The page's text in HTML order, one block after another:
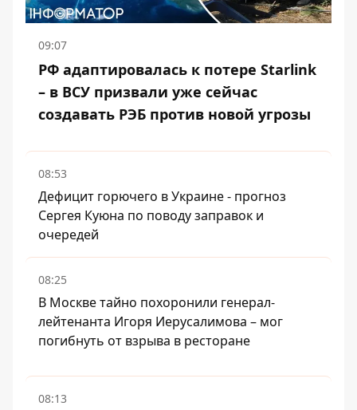
09:07
РФ адаптировалась к потере Starlink
– в ВСУ призвали уже сейчас
создавать РЭБ против новой угрозы
08:53
Дефицит горючего в Украине - прогноз
Сергея Куюна по поводу заправок и
очередей
08:25
В Москве тайно похоронили генерал-
лейтенанта Игоря Иерусалимова – мог
погибнуть от взрыва в ресторане
08:13